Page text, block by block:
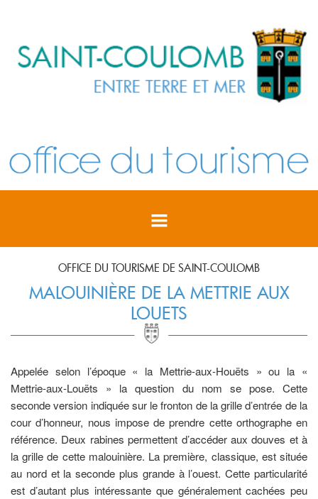
OFFICE DU TOURISME DE SAINT-COULOMB
MALOUINIÈRE DE LA METTRIE AUX
LOUETS
Appelée selon l’époque « la Mettrie-aux-Houëts » ou la «
Mettrie-aux-Louëts » la question du nom se pose. Cette
seconde version indiquée sur le fronton de la grille d’entrée de la
cour d’honneur, nous impose de prendre cette orthographe en
référence. Deux rabines permettent d’accéder aux douves et à
la grille de cette malouinière. La première, classique, est située
au nord et la seconde plus grande à l’ouest. Cette particularité
est d’autant plus intéressante que généralement cachées peu